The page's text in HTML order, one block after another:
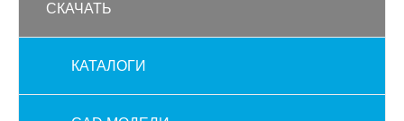
СКАЧАТЬ
КАТАЛОГИ